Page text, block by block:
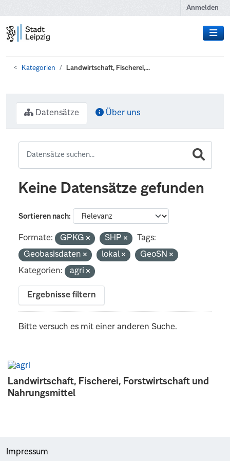
Anmelden
Kategorien Landwirtschaft, Fischerei,...
Landwirtschaft, Fischerei, Forstwirtschaft und
Nahrungsmittel
Datensätze Über uns
Keine Datensätze gefunden
Sortieren nach
Formate: GPKG SHP
Tags:
Geobasisdaten
lokal
GeoSN
Kategorien:
agri
Ergebnisse filtern
Bitte versuch es mit einer anderen Suche.
Impressum